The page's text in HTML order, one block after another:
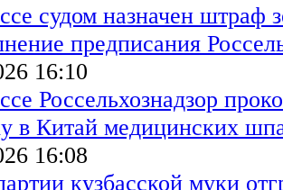
судом назначен штраф
предписания
16:10
Россельхознадзор
в Китай медицинских
16:08
кузбасской муки